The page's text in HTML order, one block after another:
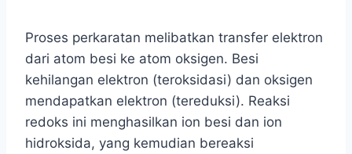
Proses perkaratan melibatkan transfer elektron
dari atom besi ke atom oksigen. Besi
kehilangan elektron (teroksidasi) dan oksigen
mendapatkan elektron (tereduksi). Reaksi
redoks ini menghasilkan ion besi dan ion
hidroksida, yang kemudian bereaksi